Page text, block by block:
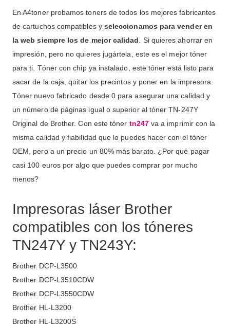
En A4toner probamos toners de todos los mejores fabricantes
de cartuchos compatibles y seleccionamos para vender en
la web siempre los de mejor calidad . Si quieres ahorrar en
impresión, pero no quieres jugártela, este es el mejor tóner
para ti. Tóner con chip ya instalado, este tóner está listo para
sacar de la caja, quitar los precintos y poner en la impresora.
Tóner nuevo fabricado desde 0 para asegurar una calidad y
un número de páginas igual o superior al tóner TN-247Y
Original de Brother. Con este tóner tn247va a imprimir con la
misma calidad y fiabilidad que lo puedes hacer con el tóner
OEM, pero a un precio un 80% más barato. ¿Por qué pagar
casi 100 euros por algo que puedes comprar por mucho
menos?
Impresoras láser Brother
compatibles con los tóneres
TN247Y y TN243Y:
Brother DCP-L3500
Brother DCP-L3510CDW
Brother DCP-L3550CDW
Brother HL-L3200
Brother HL-L3200S